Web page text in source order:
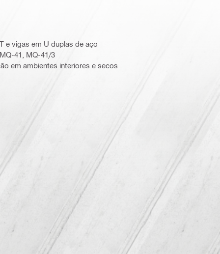
e vigas em U duplas de aço
41, MQ-41/3
em ambientes interiores e secos